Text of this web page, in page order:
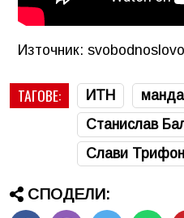
Източник:
ТАГОВЕ: ИТН
Станислав
Слави
СПОДЕЛИ: